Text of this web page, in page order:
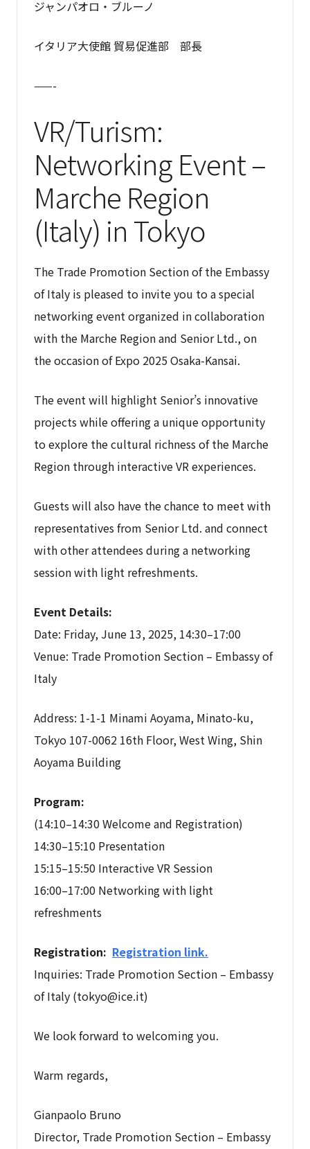
ジャンパオロ・ブルーノ
イタリア大使館 貿易促進部 部長
——-
VR/Turism:
Networking Event –
Marche Region
(Italy) in Tokyo
The Trade Promotion Section of the Embassy
of Italy is pleased to invite you to a special
networking event organized in collaboration
with the Marche Region and Senior Ltd., on
the occasion of Expo 2025 Osaka-Kansai.
The event will highlight Senior’s innovative
projects while offering a unique opportunity
to explore the cultural richness of the Marche
Region through interactive VR experiences.
Guests will also have the chance to meet with
representatives from Senior Ltd. and connect
with other attendees during a networking
session with light refreshments.
Event Details:
Date: Friday, June 13, 2025, 14:30–17:00
Venue: Trade Promotion Section – Embassy of
Italy
Address: 1-1-1 Minami Aoyama, Minato-ku,
Tokyo 107-0062 16th Floor, West Wing, Shin
Aoyama Building
Program:
(14:10–14:30 Welcome and Registration)
14:30–15:10 Presentation
15:15–15:50 Interactive VR Session
16:00–17:00 Networking with light
refreshments
Registration: Registration link.
Inquiries: Trade Promotion Section – Embassy
of Italy (tokyo@ice.it)
We look forward to welcoming you.
Warm regards,
Gianpaolo Bruno
Director, Trade Promotion Section – Embassy